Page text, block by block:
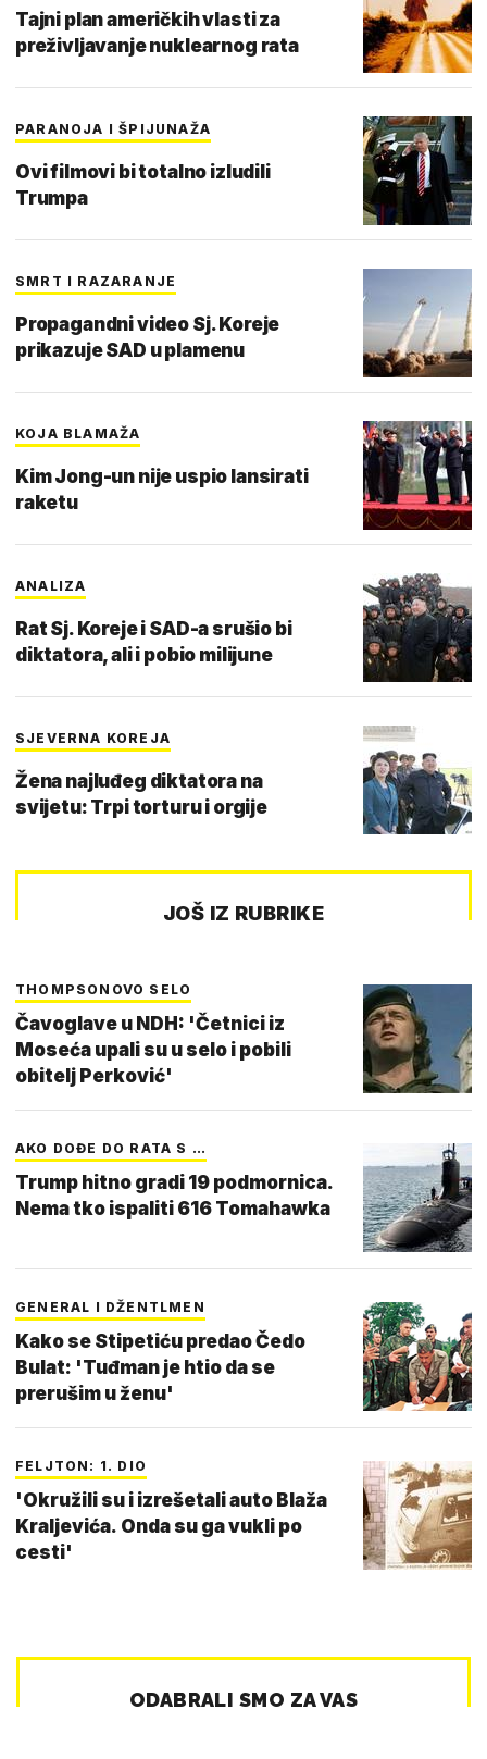
Tajni plan američkih vlasti za
preživljavanje nuklearnog rata
PARANOJA I ŠPIJUNAŽA
Ovi filmovi bi totalno izludili
Trumpa
SMRT I RAZARANJE
Propagandni video Sj. Koreje
prikazuje SAD u plamenu
KOJA BLAMAŽA
Kim Jong-un nije uspio lansirati
raketu
ANALIZA
Rat Sj. Koreje i SAD-a srušio bi
diktatora, ali i pobio milijune
SJEVERNA KOREJA
Žena najluđeg diktatora na
svijetu: Trpi torturu i orgije
JOŠ IZ RUBRIKE
THOMPSONOVO SELO
Čavoglave u NDH: 'Četnici iz
Moseća upali su u selo i pobili
obitelj Perković'
AKO DOĐE DO RATA S …
Trump hitno gradi 19 podmornica.
Nema tko ispaliti 616 Tomahawka
GENERAL I DŽENTLMEN
Kako se Stipetiću predao Čedo
Bulat: 'Tuđman je htio da se
prerušim u ženu'
FELJTON: 1. DIO
'Okružili su i izrešetali auto Blaža
Kraljevića. Onda su ga vukli po
cesti'